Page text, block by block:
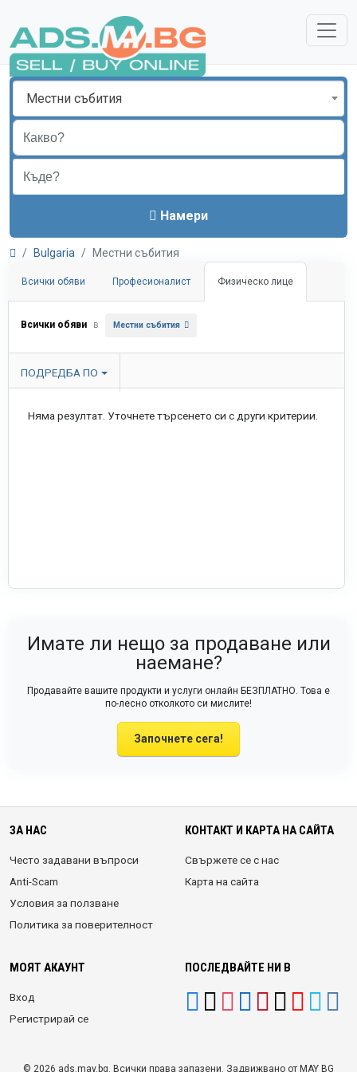
Местни събития
Намери
Bulgaria Местни събития
Всички обяви Професионалист Физическо лице
Всички обяви в Местни събития
ПОДРЕДБА ПО
Няма резултат. Уточнете търсенето си с други критерии.
Имате ли нещо за продаване или
наемане?
Продавайте вашите продукти и услуги онлайн БЕЗПЛАТНО. Това е
по-лесно отколкото си мислите!
Започнете сега!
ЗА НАС
Често задавани въпроси
Anti-Scam
Условия за ползване
Политика за поверителност
КОНТАКТ И КАРТА НА САЙТА
Свържете се с нас
Карта на сайта
МОЯТ АКАУНТ
Вход
Регистрирай се
ПОСЛЕДВАЙТЕ НИ В
© 2026 ads.may.bg. Всички права запазени. Задвижвано от MAY BG